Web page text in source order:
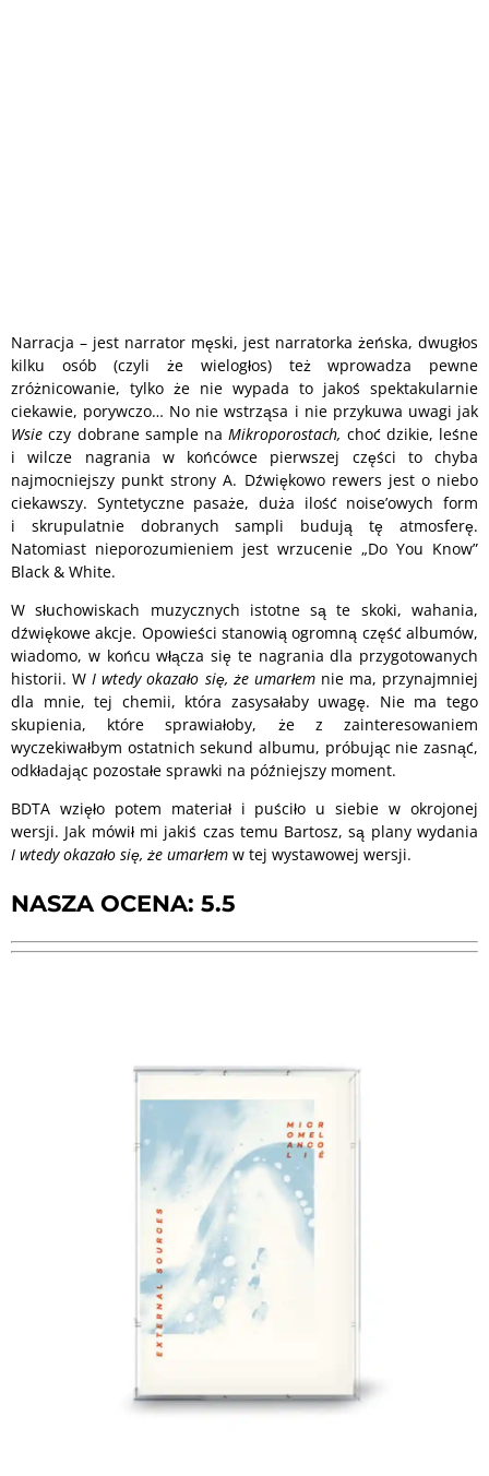
Narracja – jest narrator męski, jest narratorka żeńska, dwugłos
kilku osób (czyli że wielogłos) też wprowadza pewne
zróżnicowanie, tylko że nie wypada to jakoś spektakularnie
ciekawie, porywczo… No nie wstrząsa i nie przykuwa uwagi jak
Wsie czy dobrane sample naMikroporostach, choć dzikie, leśne
i wilcze nagrania w końcówce pierwszej części to chyba
najmocniejszy punkt strony A. Dźwiękowo rewers jest o niebo
ciekawszy. Syntetyczne pasaże, duża ilość noise’owych form
i skrupulatnie dobranych sampli budują tę atmosferę.
Natomiast nieporozumieniem jest wrzucenie „Do You Know”
Black & White.
W słuchowiskach muzycznych istotne są te skoki, wahania,
dźwiękowe akcje. Opowieści stanowią ogromną część albumów,
wiadomo, w końcu włącza się te nagrania dla przygotowanych
historii. W I wtedy okazało się, że umarłemnie ma, przynajmniej
dla mnie, tej chemii, która zasysałaby uwagę. Nie ma tego
skupienia, które sprawiałoby, że z zainteresowaniem
wyczekiwałbym ostatnich sekund albumu, próbując nie zasnąć,
odkładając pozostałe sprawki na późniejszy moment.
BDTA wzięło potem materiał i puściło u siebie w okrojonej
wersji. Jak mówił mi jakiś czas temu Bartosz, są plany wydania
I wtedy okazało się, że umarłem w tej wystawowej wersji.
NASZA OCENA: 5.5